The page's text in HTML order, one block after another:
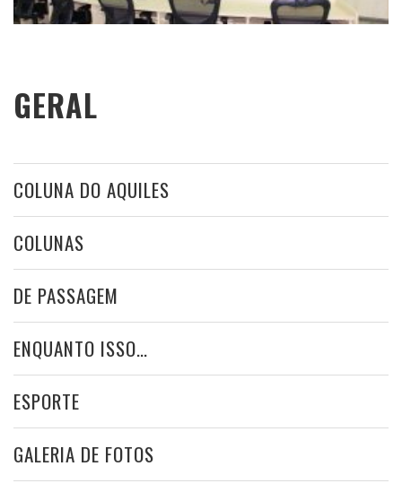
GERAL
COLUNA DO AQUILES
COLUNAS
DE PASSAGEM
ENQUANTO ISSO…
ESPORTE
GALERIA DE FOTOS